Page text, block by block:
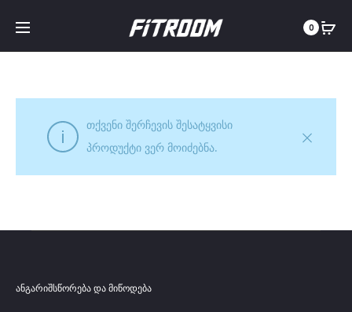
0
თქვენი შერჩევის შესატყვისი
პროდუქტი ვერ მოიძებნა.
ანგარიშსწორება და მიწოდება